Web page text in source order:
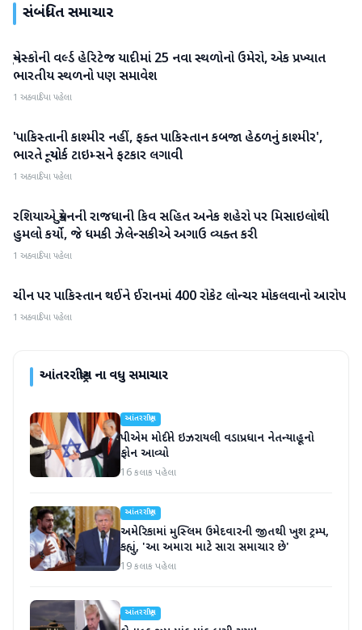
સંબંધિત સમાચાર
આંતરરાષ્ટ્રીય
યુનેસ્કોની વર્લ્ડ હેરિટેજ યાદીમાં 25 નવા સ્થળોનો ઉમેરો, એક પ્રખ્યાત
ભારતીય સ્થળનો પણ સમાવેશ
1 અઠવાડિયા પહેલા
આંતરરાષ્ટ્રીય
'પાકિસ્તાની કાશ્મીર નહીં, ફક્ત પાકિસ્તાન કબજા હેઠળનું કાશ્મીર',
ભારતે ન્યૂયોર્ક ટાઇમ્સને ફટકાર લગાવી
1 અઠવાડિયા પહેલા
આંતરરાષ્ટ્રીય
રશિયાએ યુક્રેનની રાજધાની કિવ સહિત અનેક શહેરો પર મિસાઇલોથી
હુમલો કર્યો, જે ધમકી ઝેલેન્સકીએ અગાઉ વ્યક્ત કરી
1 અઠવાડિયા પહેલા
આંતરરાષ્ટ્રીય
ચીન પર પાકિસ્તાન થઈને ઈરાનમાં 400 રોકેટ લોન્ચર મોકલવાનો આરોપ
1 અઠવાડિયા પહેલા
આંતરરાષ્ટ્રીયના વધુ સમાચાર
આંતરરાષ્ટ્રીય
પીએમ મોદીને ઇઝરાયલી વડાપ્રધાન નેતન્યાહૂનો
ફોન આવ્યો
16 કલાક પહેલા
આંતરરાષ્ટ્રીય
અમેરિકામાં મુસ્લિમ ઉમેદવારની જીતથી ખુશ ટ્રમ્પ,
કહ્યું, 'આ અમારા માટે સારા સમાચાર છે'
19 કલાક પહેલા
આંતરરાષ્ટ્રીય